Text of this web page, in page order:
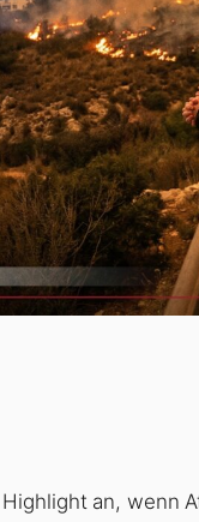
an, wenn